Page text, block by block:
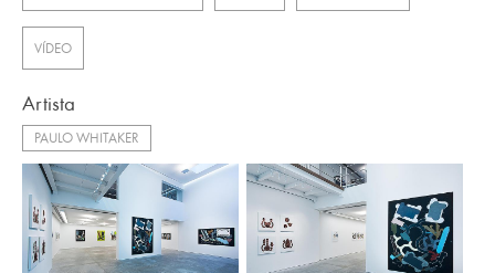
VÍDEO
Artista
PAULO WHITAKER